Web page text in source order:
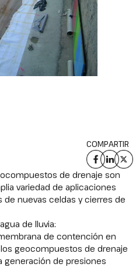
COMPARTIR
de drenaje son
variedad de aplicaciones
nuevas celdas y cierres de
de lluvia:
de contención en
geocompuestos de drenaje
generación de presiones